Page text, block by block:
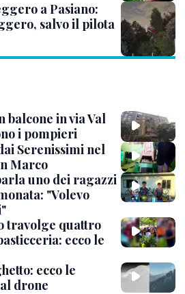
a Pasiano:
salvo il pilota
balcone in via Val
i pompieri
Serenissimi nel
Marco
uno dei ragazzi
"Volevo
travolge quattro
ecco le
ecco le
drone